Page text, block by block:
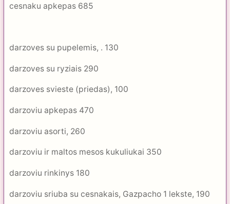
cesnaku apkepas 685
darzoves su pupelemis, . 130
darzoves su ryziais 290
darzoves svieste (priedas), 100
darzoviu apkepas 470
darzoviu asorti, 260
darzoviu ir maltos mesos kukuliukai 350
darzoviu rinkinys 180
darzoviu sriuba su cesnakais, Gazpacho 1 lekste, 190